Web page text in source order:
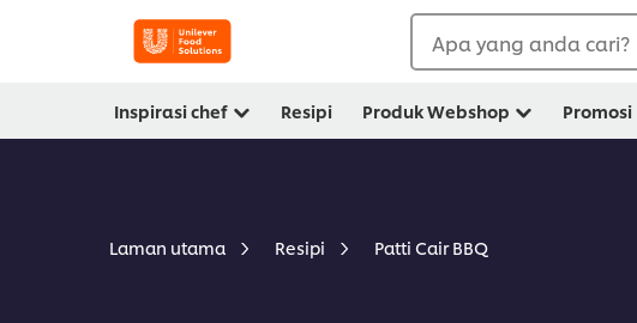
Apa yang anda cari?
Inspirasi chef Resipi Produk Webshop Promosi
Laman utama Resipi Patti Cair BBQ